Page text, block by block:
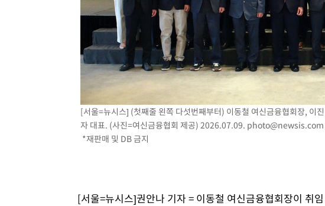
[서울=뉴시스] (첫째줄 왼쪽 다섯번째부터) 이동철 여신금융협회장, 이
자 대표. (사진=여신금융협회 제공) 2026.07.09. photo@newsis.com
*재판매 및 DB 금지
[서울=뉴시스]권안나 기자 = 이동철 여신금융협회장이 취